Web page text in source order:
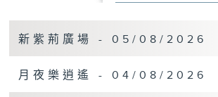
新紫荊廣場 - 05/08/2026
月夜樂逍遙 - 04/08/2026